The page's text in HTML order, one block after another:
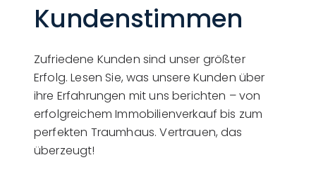
Kundenstimmen
Zufriedene Kunden sind unser größter
Erfolg. Lesen Sie, was unsere Kunden über
ihre Erfahrungen mit uns berichten – von
erfolgreichem Immobilienverkauf bis zum
perfekten Traumhaus. Vertrauen, das
überzeugt!